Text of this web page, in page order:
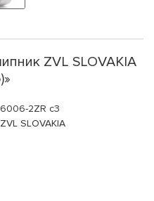
ZVL SLOVAKIA
6006-2ZR c3
ZVL SLOVAKIA